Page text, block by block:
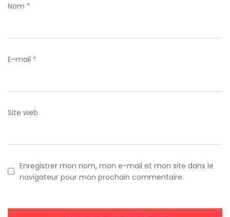
Nom *
E-mail *
Site web
Enregistrer mon nom, mon e-mail et mon site dans le
navigateur pour mon prochain commentaire.